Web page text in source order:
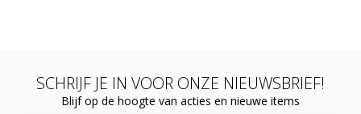
SCHRIJF JE IN VOOR ONZE NIEUWSBRIEF!
Blijf op de hoogte van acties en nieuwe items